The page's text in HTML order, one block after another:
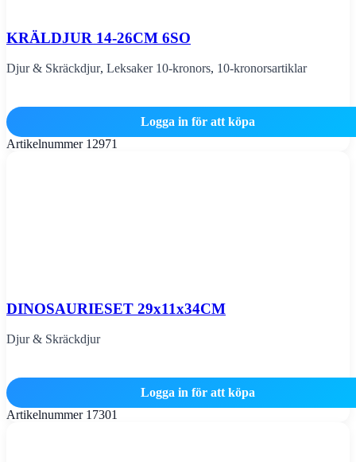
KRÄLDJUR 14-26CM 6SO
Djur & Skräckdjur, Leksaker 10-kronors, 10-kronorsartiklar
Logga in för att köpa
Artikelnummer 12971
DINOSAURIESET 29x11x34CM
Djur & Skräckdjur
Logga in för att köpa
Artikelnummer 17301